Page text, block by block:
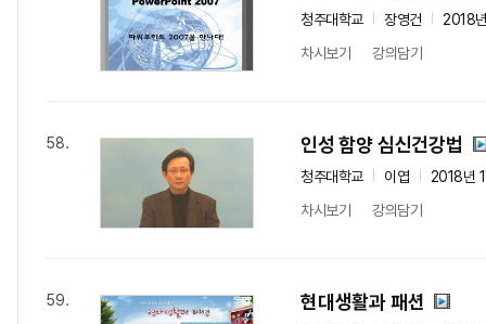
청주대학교 장영건
2018
차시보기
강의담기
58. 인성 함양 심신건강법
청주대학교 이엽
2018년 1
차시보기
강의담기
59. 현대생활과 패션